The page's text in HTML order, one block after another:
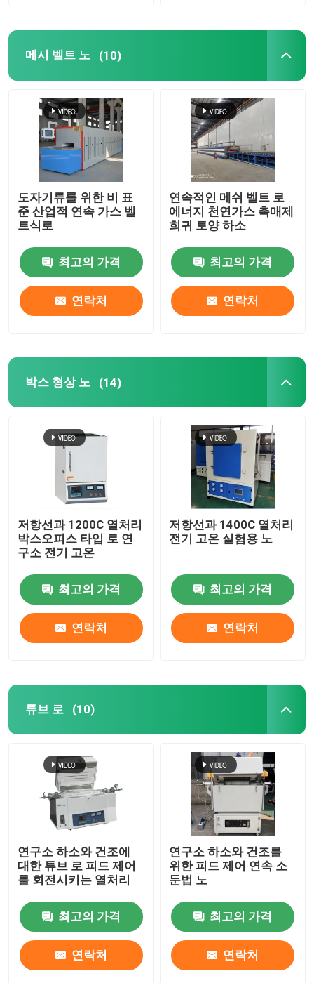
소둔로
손수레 노
로타리 킬른로
수소 환원로
진공로
롤러허스 킬른
요업로
소결로
음극과 음극 재료 노
질소 가스 발생기
건조 오븐
열처리 용광로
메시 벨트 노 (10)
도자기류를 위한 비 표
준 산업적 연속 가스 벨
트식로
최고의 가격
연락처
연속적인 메쉬 벨트 로
에너지 천연가스 촉매제
희귀 토양 하소
최고의 가격
연락처
박스 형상 노 (14)
저항선과 1200C 열처리
박스오피스 타입 로 연
구소 전기 고온
최고의 가격
연락처
저항선과 1400C 열처리
전기 고온 실험용 노
최고의 가격
연락처
튜브 로 (10)
연구소 하소와 건조에
대한 튜브 로 피드 제어
를 회전시키는 열처리
최고의 가격
연락처
연구소 하소와 건조를
위한 피드 제어 연속 소
둔법 노
최고의 가격
연락처